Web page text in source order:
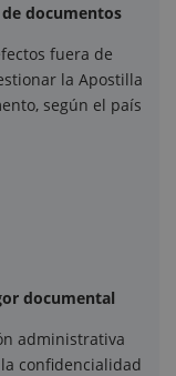
documentos
fuera de
la Apostilla
según el país
documental
administrativa
confidencialidad